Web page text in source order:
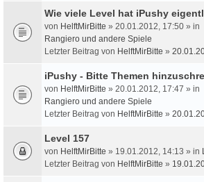
Wie viele Level hat iPushy
von HelftMirBitte » 20.01.2012, 17:50 » in
Rangiero und andere Spiele
Letzter Beitrag von HelftMirBitte »
iPushy - Bitte Themen
von HelftMirBitte » 20.01.2012, 17:47 » in
Rangiero und andere Spiele
Letzter Beitrag von HelftMirBitte »
Level 157
von HelftMirBitte » 19.01.2012, 14:13 » in
Letzter Beitrag von HelftMirBitte »